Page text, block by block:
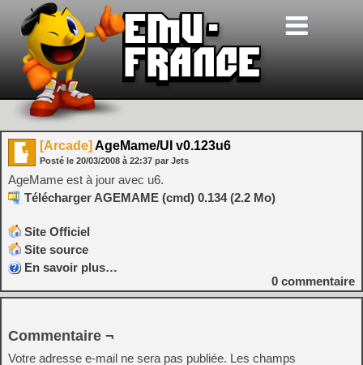
[Arcade] AgeMame/UI v0.123u6
Posté le 20/03/2008 à 22:37 par Jets
AgeMame est à jour avec u6.
Télécharger AGEMAME (cmd) 0.134 (2.2 Mo)
Site Officiel
Site source
En savoir plus…
0 commentaire
Commentaire ¬
Votre adresse e-mail ne sera pas publiée. Les champs